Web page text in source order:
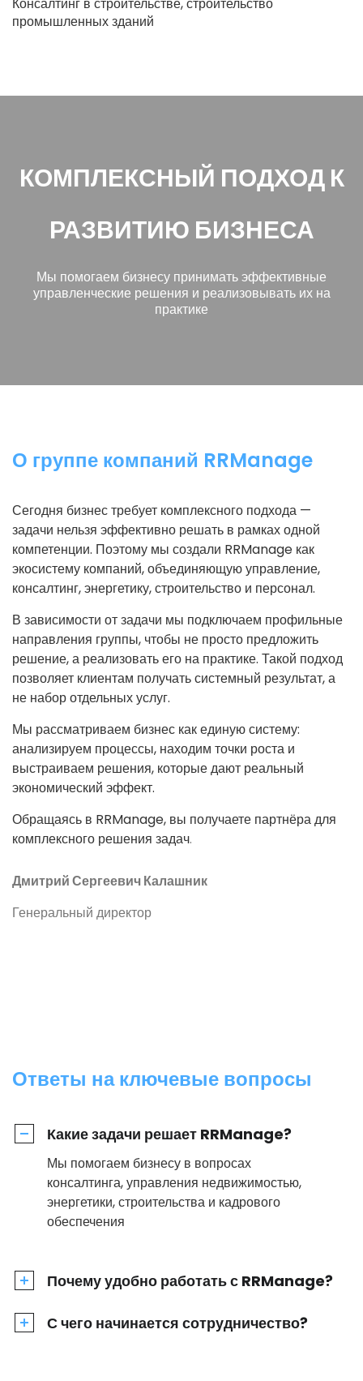
промышленных зданий
КОМПЛЕКСНЫЙ ПОДХОД К
РАЗВИТИЮ БИЗНЕСА
Мы помогаем бизнесу принимать эффективные
управленческие решения и реализовывать их на
практике
О группе компаний RRManage
Сегодня бизнес требует комплексного подхода —
задачи нельзя эффективно решать в рамках одной
компетенции. Поэтому мы создали RRManage как
экосистему компаний, объединяющую управление,
консалтинг, энергетику, строительство и персонал.
В зависимости от задачи мы подключаем профильные
направления группы, чтобы не просто предложить
решение, а реализовать его на практике. Такой подход
позволяет клиентам получать системный результат, а
не набор отдельных услуг.
Мы рассматриваем бизнес как единую систему:
анализируем процессы, находим точки роста и
выстраиваем решения, которые дают реальный
экономический эффект.
Обращаясь в RRManage, вы получаете партнёра для
комплексного решения задач.
Дмитрий Сергеевич Калашник
Генеральный директор
Ответы на ключевые вопросы
Какие задачи решает RRManage?
Мы помогаем бизнесу в вопросах
консалтинга, управления недвижимостью,
энергетики, строительства и кадрового
обеспечения
Почему удобно работать с RRManage?
С чего начинается сотрудничество?